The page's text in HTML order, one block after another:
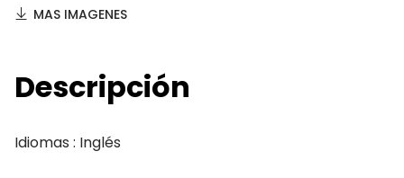
MAS IMAGENES
Descripción
Idiomas : Inglés